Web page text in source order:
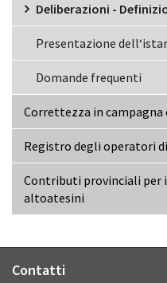
Deliberazioni -
Presentazione
Domande frequenti
Correttezza in
Registro degli operatori
Contributi provinciali per
altoatesini
Contatti